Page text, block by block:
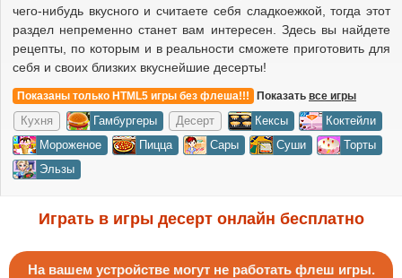
чего-нибудь вкусного и считаете себя сладкоежкой, тогда этот
раздел непременно станет вам интересен. Здесь вы найдете
рецепты, по которым и в реальности сможете приготовить для
себя и своих близких вкуснейшие десерты!
Показаны только HTML5 игры без флеша!!! Показать все игры
Кухня Гамбургеры Десерт Кексы
Коктейли
Мороженое
Пицца Сары Суши
Торты
Эльзы
Играть в игры десерт онлайн бесплатно
На вашем устройстве могут не работать флеш игры.